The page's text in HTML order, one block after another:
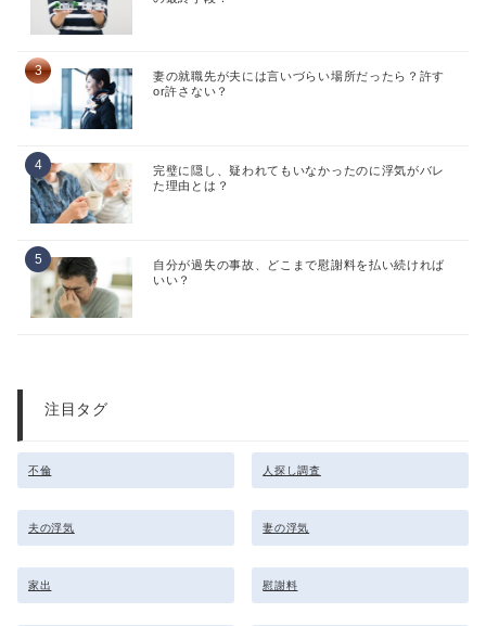
妻の就職先が夫には言いづらい場所だったら？許す
or許さない？
完璧に隠し、疑われてもいなかったのに浮気がバレ
た理由とは？
自分が過失の事故、どこまで慰謝料を払い続ければ
いい？
注目タグ
不倫 人探し調査
夫の浮気 妻の浮気
家出 慰謝料